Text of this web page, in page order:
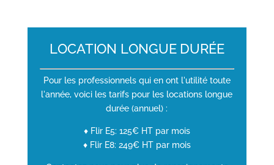
LOCATION LONGUE DURÉE
Pour les professionnels qui en ont l'utilité toute
l'année, voici les tarifs pour les locations longue
durée (annuel) :
♦ Flir E5: 125€ HT par mois
♦ Flir E8: 249€ HT par mois